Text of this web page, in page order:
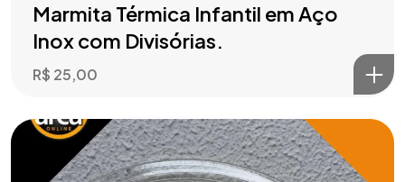
Marmita Térmica Infantil em Aço
Inox com Divisórias.
R$ 25,00